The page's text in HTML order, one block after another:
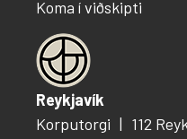
Reykjavík
Korputorgi
112
Koma í viðskipti